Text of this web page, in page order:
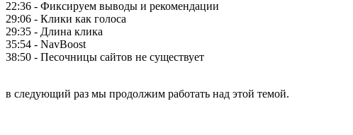
22:36 - Фиксируем выводы и рекомендации
29:06 - Клики как голоса
29:35 - Длина клика
35:54 - NavBoost
38:50 - Песочницы сайтов не существует
в следующий раз мы продолжим работать над этой темой.